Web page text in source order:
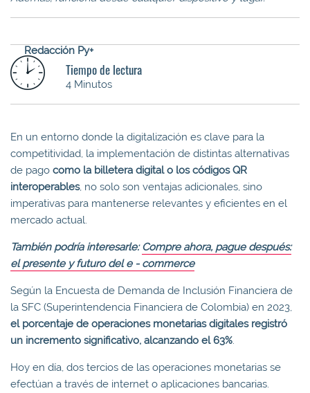
Redacción Py+
Tiempo de lectura
4 Minutos
En un entorno donde la digitalización es clave para la
competitividad, la implementación de distintas alternativas
de pago como la billetera digital o los códigos QR
interoperables, no solo son ventajas adicionales, sino
imperativas para mantenerse relevantes y eficientes en el
mercado actual.
También podría interesarle: Compre ahora, pague después:
el presente y futuro del e - commerce
Según la Encuesta de Demanda de Inclusión Financiera de
la SFC (Superintendencia Financiera de Colombia) en 2023,
el porcentaje de operaciones monetarias digitales registró
un incremento significativo, alcanzando el 63%.
Hoy en día, dos tercios de las operaciones monetarias se
efectúan a través de internet o aplicaciones bancarias.